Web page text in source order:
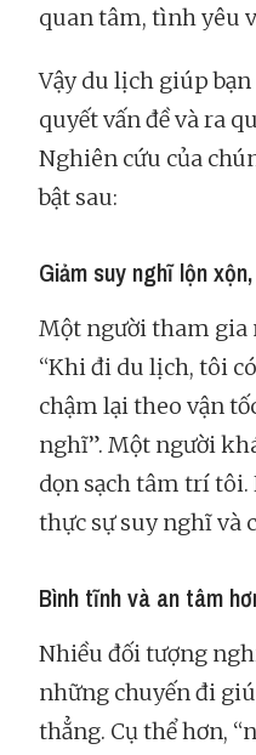
quan tâm, tình yêu
Vậy du lịch giúp
quyết vấn đề và ra
Nghiên cứu của
bật sau:
Giảm suy nghĩ lộn
Một người tham gia
“Khi đi du lịch, tôi
chậm lại theo vận
nghĩ”. Một người
dọn sạch tâm trí
thực sự suy nghĩ và
Bình tĩnh và an tâm
Nhiều đối tượng
những chuyến đi
thẳng. Cụ thể hơn,